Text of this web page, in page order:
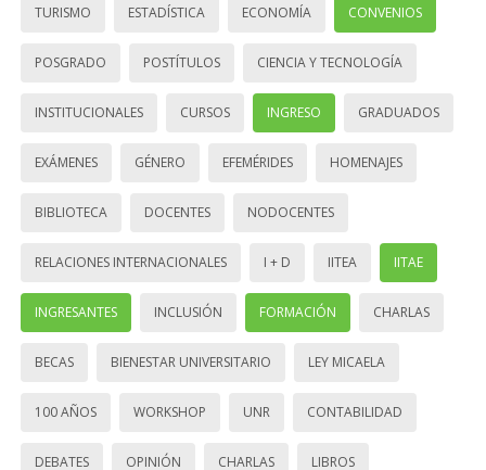
TURISMO ESTADÍSTICA ECONOMÍA CONVENIOS
POSGRADO POSTÍTULOS CIENCIA Y TECNOLOGÍA
INSTITUCIONALES CURSOS INGRESO GRADUADOS
EXÁMENES GÉNERO EFEMÉRIDES HOMENAJES
BIBLIOTECA DOCENTES NODOCENTES
RELACIONES INTERNACIONALES I + D IITEA IITAE
INGRESANTES INCLUSIÓN FORMACIÓN CHARLAS
BECAS BIENESTAR UNIVERSITARIO LEY MICAELA
100 AÑOS WORKSHOP UNR CONTABILIDAD
DEBATES OPINIÓN CHARLAS LIBROS